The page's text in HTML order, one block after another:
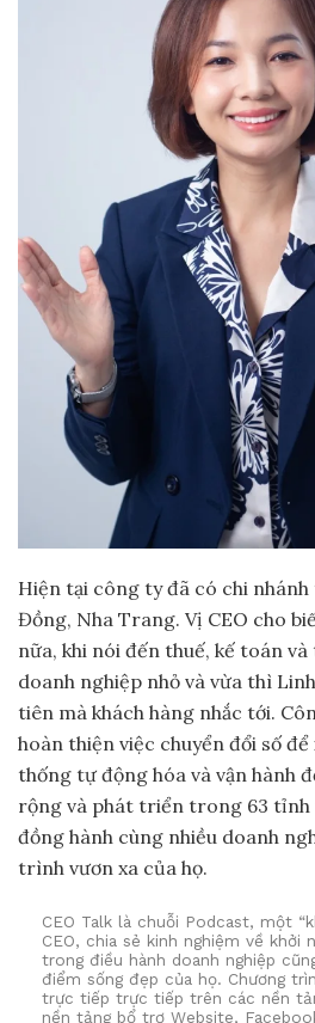
Hiện tại công ty đã có chi nhánh
Đồng, Nha Trang. Vị CEO cho
nữa, khi nói đến thuế, kế toán
doanh nghiệp nhỏ và vừa thì
tiên mà khách hàng nhắc tới.
hoàn thiện việc chuyển đổi số
thống tự động hóa và vận hành
rộng và phát triển trong 63
đồng hành cùng nhiều doanh
trình vươn xa của họ.
CEO Talk là chuỗi Podcast, một
CEO, chia sẻ kinh nghiệm về khởi
trong điều hành doanh nghiệp
điểm sống đẹp của họ. Chương
trực tiếp trực tiếp trên các nền
nền tảng bổ trợ Website,